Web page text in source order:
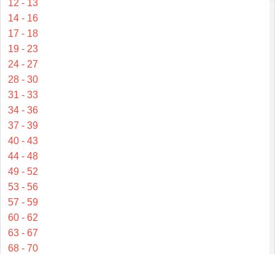
12 - 13
14 - 16
17 - 18
19 - 23
24 - 27
28 - 30
31 - 33
34 - 36
37 - 39
40 - 43
44 - 48
49 - 52
53 - 56
57 - 59
60 - 62
63 - 67
68 - 70